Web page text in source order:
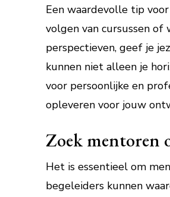
Een waardevolle tip
volgen van cursussen of
perspectieven, geef je
kunnen niet alleen je
voor persoonlijke en
opleveren voor jouw
Zoek mentoren
Het is essentieel om
begeleiders kunnen